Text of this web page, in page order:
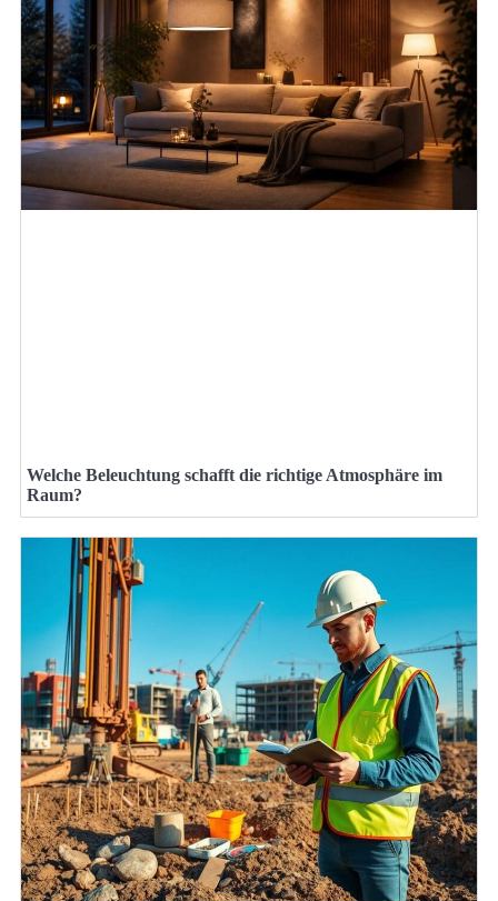
Welche Beleuchtung schafft die richtige Atmosphäre im
Raum?